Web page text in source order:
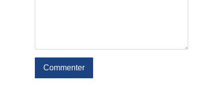
Commenter